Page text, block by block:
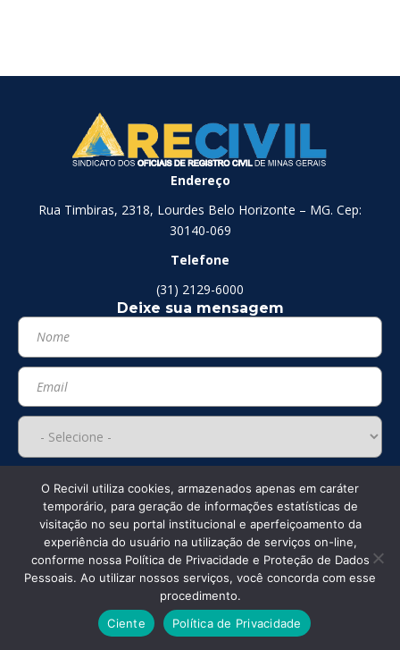
Endereço
Rua Timbiras, 2318, Lourdes Belo Horizonte – MG. Cep:
30140-069
Telefone
(31) 2129-6000
Deixe sua mensagem
O Recivil utiliza cookies, armazenados apenas em caráter
temporário, para geração de informações estatísticas de
visitação no seu portal institucional e aperfeiçoamento da
experiência do usuário na utilização de serviços on-line,
conforme nossa Política de Privacidade e Proteção de Dados
Pessoais. Ao utilizar nossos serviços, você concorda com esse
procedimento.
Ciente
Política de Privacidade